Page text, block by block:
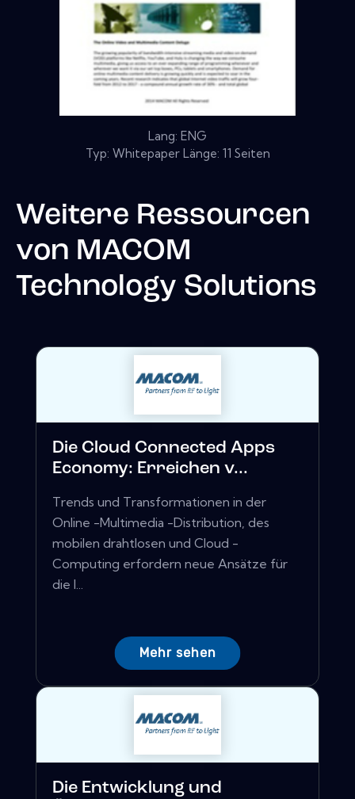
Lang: ENG
Typ: Whitepaper Länge: 11 Seiten
Weitere Ressourcen
von MACOM
Technology Solutions
Die Cloud Connected Apps
Economy: Erreichen v...
Trends und Transformationen in der
Online -Multimedia -Distribution, des
mobilen drahtlosen und Cloud -
Computing erfordern neue Ansätze für
die I...
Mehr sehen
Die Entwicklung und